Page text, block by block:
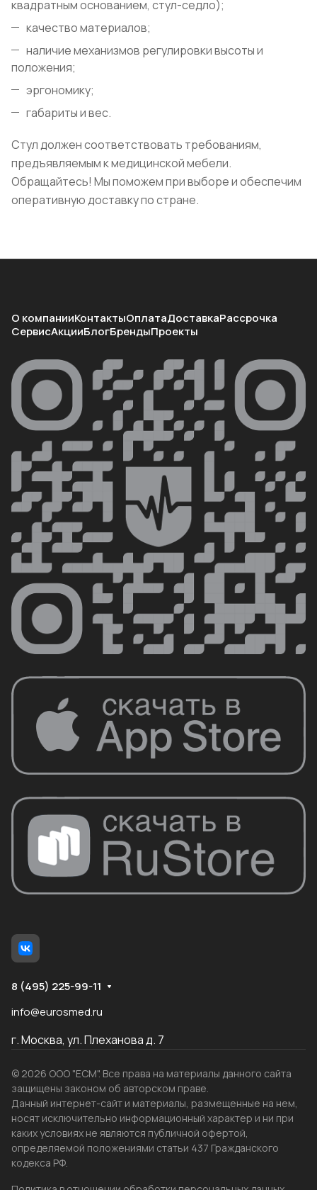
квадратным основанием, стул-седло);
качество материалов;
наличие механизмов регулировки высоты и
положения;
эргономику;
габариты и вес.
Стул должен соответствовать требованиям,
предъявляемым к медицинской мебели.
Обращайтесь! Мы поможем при выборе и обеспечим
оперативную доставку по стране.
О компанииКонтактыОплатаДоставкаРассрочка
СервисАкцииБлогБрендыПроекты
8 (495) 225-99-11
info@eurosmed.ru
г. Москва, ул. Плеханова д. 7
© 2026 ООО "ЕСМ". Все права на материалы данного сайта
защищены законом об авторском праве.
Данный интернет-сайт и материалы, размещенные на нем,
носят исключительно информационный характер и ни при
каких условиях не являются публичной офертой,
определяемой положениями статьи 437 Гражданского
кодекса РФ.